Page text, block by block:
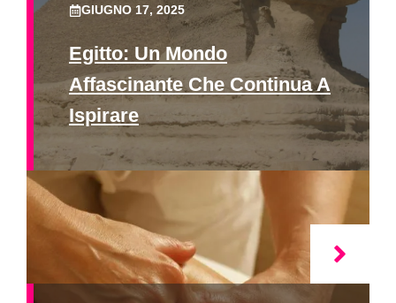
GIUGNO 17, 2025
Egitto: Un Mondo
Affascinante Che Continua A
Ispirare